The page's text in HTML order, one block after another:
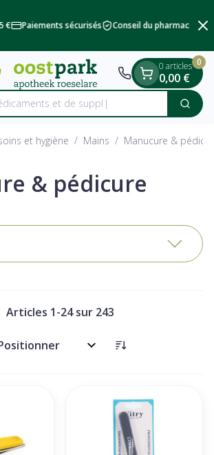
€ Paiements sécurisés Conseil du pharmacien
0 articles
0,00 €
0
et hygiène / Mains / Manucure &
& pédicure
Articles 1-24sur 243
par: